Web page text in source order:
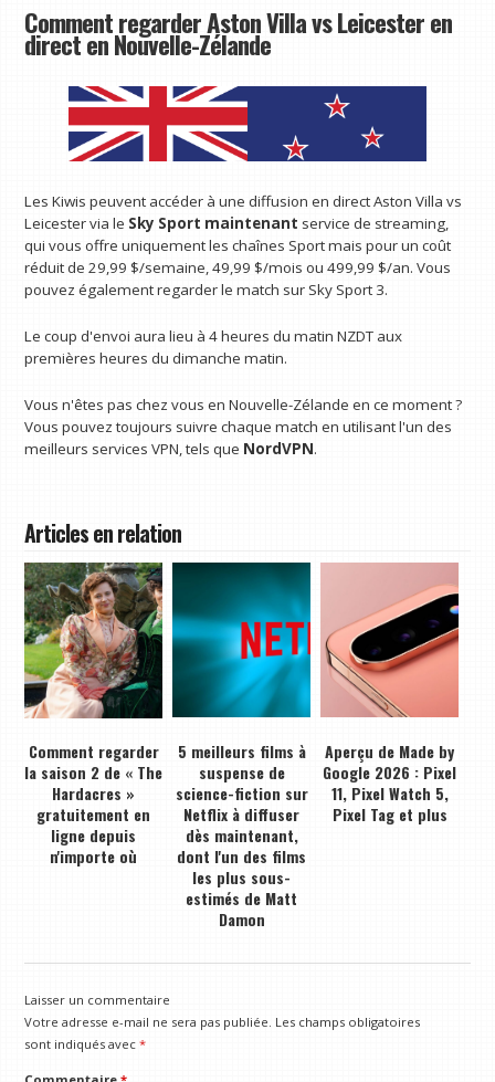
Comment regarder Aston Villa vs Leicester en
direct en Nouvelle-Zélande
Les Kiwis peuvent accéder à une diffusion en direct Aston Villa vs
Leicester via le Sky Sport maintenant service de streaming,
qui vous offre uniquement les chaînes Sport mais pour un coût
réduit de 29,99 $/semaine, 49,99 $/mois ou 499,99 $/an. Vous
pouvez également regarder le match sur Sky Sport 3.
Le coup d'envoi aura lieu à 4 heures du matin NZDT aux
premières heures du dimanche matin.
Vous n'êtes pas chez vous en Nouvelle-Zélande en ce moment ?
Vous pouvez toujours suivre chaque match en utilisant l'un des
meilleurs services VPN, tels que NordVPN.
Articles en relation
Comment regarder
la saison 2 de « The
Hardacres »
gratuitement en
ligne depuis
n'importe où
5 meilleurs films à
suspense de
science-fiction sur
Netflix à diffuser
dès maintenant,
dont l'un des films
les plus sous-
estimés de Matt
Damon
Aperçu de Made by
Google 2026 : Pixel
11, Pixel Watch 5,
Pixel Tag et plus
Laisser un commentaire
Votre adresse e-mail ne sera pas publiée. Les champs obligatoires
sont indiqués avec*